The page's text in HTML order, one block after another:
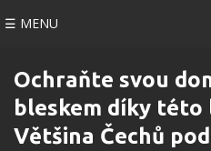
☰ MENU
Ochraňte svou
bleskem díky
Většina Čechů